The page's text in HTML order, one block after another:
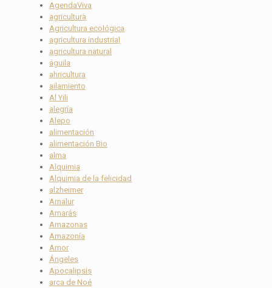
AgendaViva
agricultura
Agricultura ecológica
agricultura industrial
agricultura natural
águila
ahricultura
ailamiento
Al Yili
alegría
Alepo
alimentación
alimentación Bio
alma
Alquimia
Alquimia de la felicidad
alzheimer
Amalur
Amarás
Amazonas
Amazonía
Amor
Ángeles
Apocalipsis
arca de Noé